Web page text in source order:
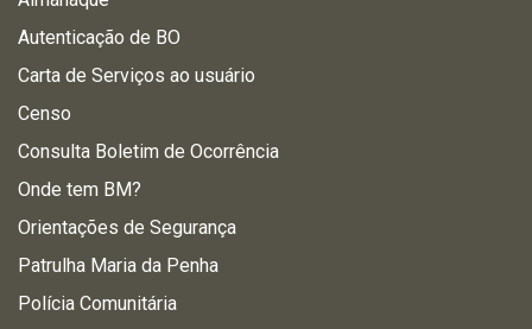
Autenticação de BO
Carta de Serviços ao usuário
Censo
Consulta Boletim de Ocorrência
Onde tem BM?
Orientações de Segurança
Patrulha Maria da Penha
Polícia Comunitária